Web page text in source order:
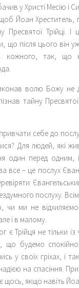
у Христі Месію і
Йоан Хреститель,
Пресвятої Трійці.
що після цього він
кожного, так, що
волю Божу не
тайну
себе до
Для людей, які
один перед
все – це послух
послуху.
чи ми не
і в малому.
Трійця не тільки із
що будемо
у своїх гріхах, і
на спасіння.
щось, якщо навіть